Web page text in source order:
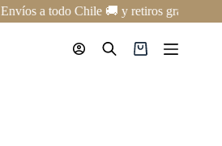
Envíos a todo Chile 🚚 y retiros gratis en
Carro